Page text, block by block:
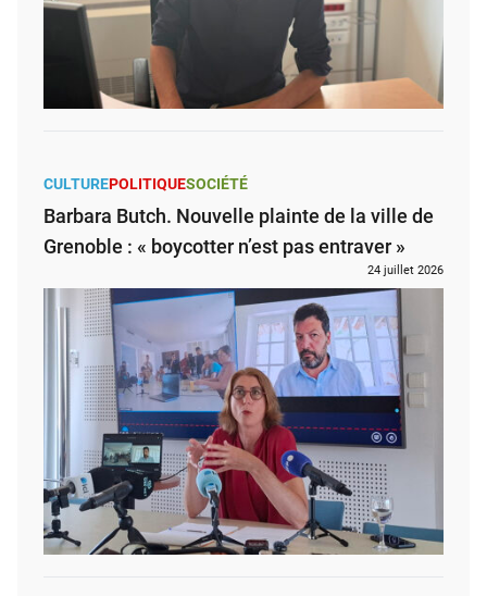
CULTUREPOLITIQUESOCIÉTÉ
Barbara Butch. Nouvelle plainte de la ville de
Grenoble : « boycotter n’est pas entraver »
24 juillet 2026